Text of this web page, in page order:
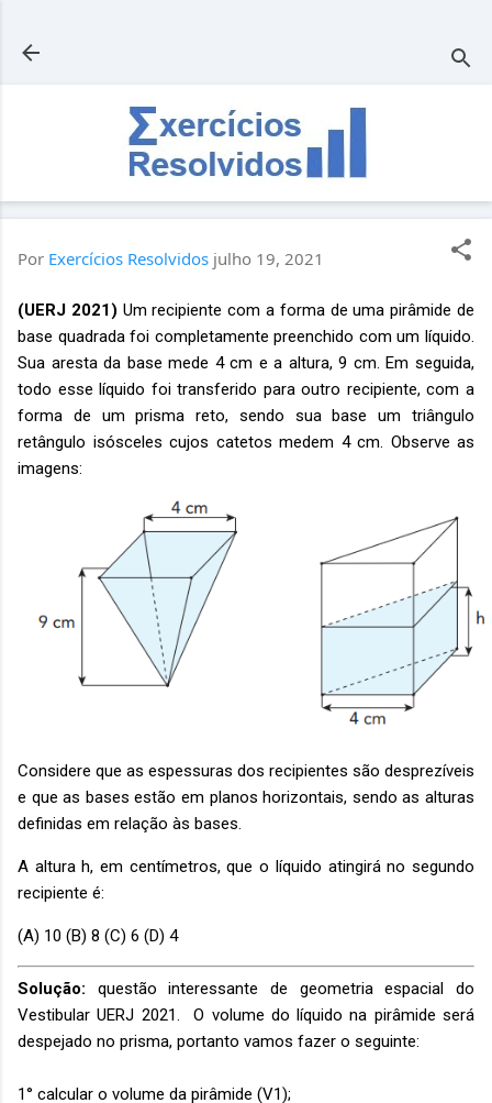
Por Exercícios Resolvidos julho 19, 2021
(UERJ 2021) Um recipiente com a forma de uma pirâmide de
base quadrada foi completamente preenchido com um líquido.
Sua aresta da base mede 4 cm e a altura, 9 cm. Em seguida,
todo esse líquido foi transferido para outro recipiente, com a
forma de um prisma reto, sendo sua base um triângulo
retângulo isósceles cujos catetos medem 4 cm. Observe as
imagens:
Considere que as espessuras dos recipientes são desprezíveis
e que as bases estão em planos horizontais, sendo as alturas
definidas em relação às bases.
A altura h, em centímetros, que o líquido atingirá no segundo
recipiente é:
(A) 10 (B) 8 (C) 6 (D) 4
Solução: questão interessante de geometria espacial do
Vestibular UERJ 2021. O volume do líquido na pirâmide será
despejado no prisma, portanto vamos fazer o seguinte:
1° calcular o volume da pirâmide (V1);